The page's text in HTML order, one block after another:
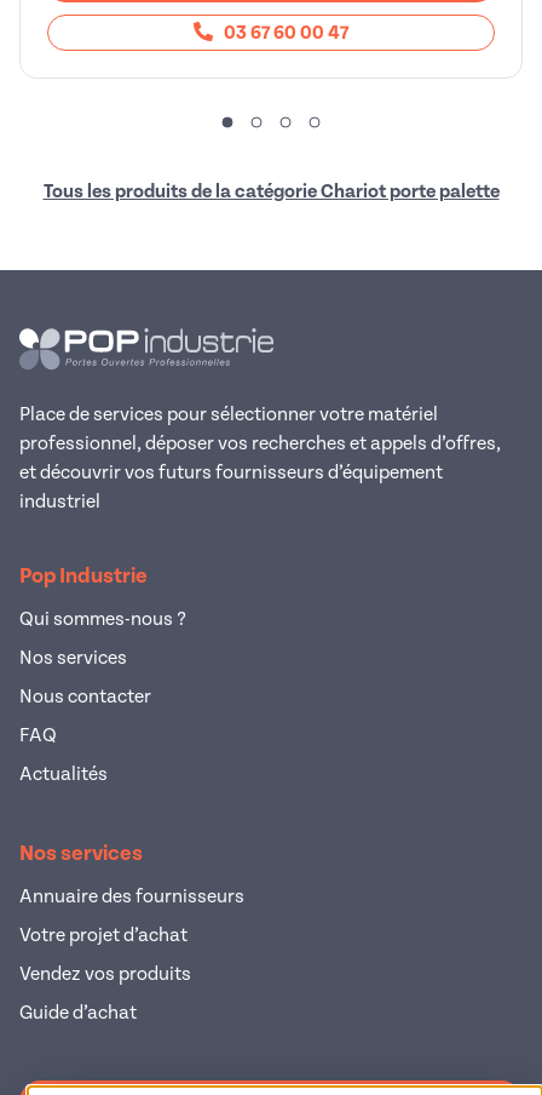
03 67 60 00 47
Tous les produits de la catégorie Chariot porte palette
Place de services pour sélectionner votre matériel
professionnel, déposer vos recherches et appels d’offres,
et découvrir vos futurs fournisseurs d’équipement
industriel
Pop Industrie
Qui sommes-nous ?
Nos services
Nous contacter
FAQ
Actualités
Nos services
Annuaire des fournisseurs
Votre projet d’achat
Vendez vos produits
Guide d’achat